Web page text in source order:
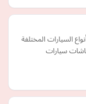
السيارات المختلفة
سيارات